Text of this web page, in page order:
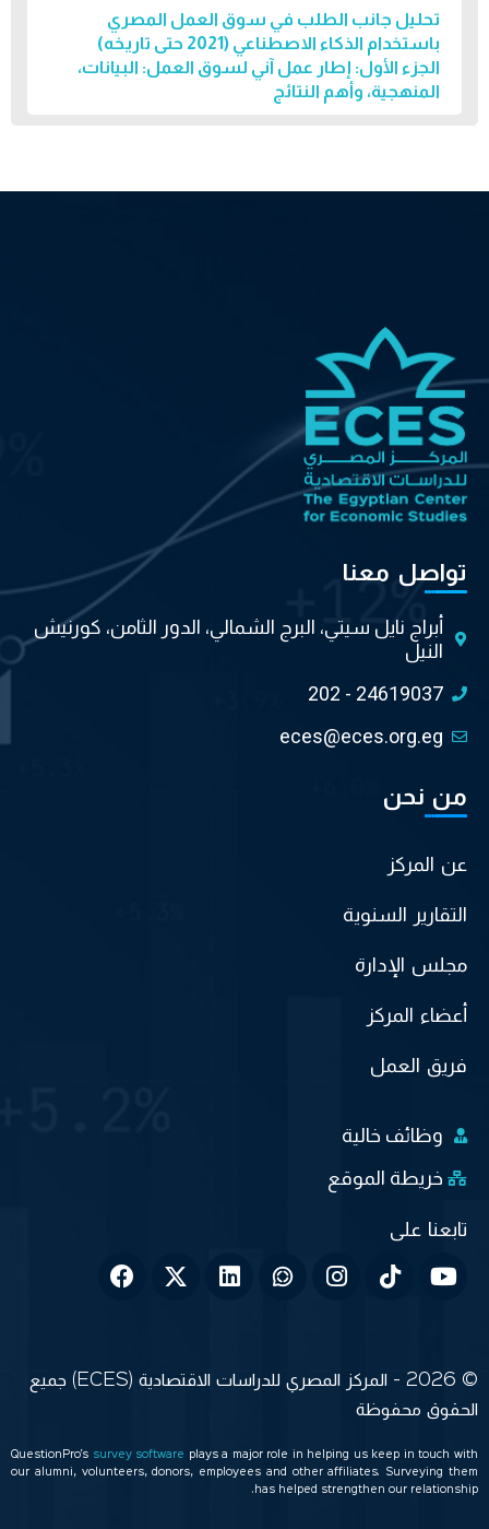
تحليل جانب الطلب في سوق العمل المصري
باستخدام الذكاء الاصطناعي (2021 حتى تاريخه)
الجزء الأول: إطار عمل آني لسوق العمل: البيانات،
المنهجية، وأهم النتائج
تواصل معنا
أبراج نايل سيتي، البرج الشمالي، الدور الثامن، كورنيش
النيل
202 - 24619037
eces@eces.org.eg
من نحن
عن المركز
التقارير السنوية
مجلس الإدارة
أعضاء المركز
فريق العمل
وظائف خالية
خريطة الموقع
© 2026 - المركز المصري للدراسات الاقتصادية (ECES) جميع
الحقوق محفوظة
QuestionPro’s survey software
plays a major role in helping us keep in touch with
our alumni, volunteers, donors, employees and other affiliates. Surveying them
has helped strengthen our relationship.